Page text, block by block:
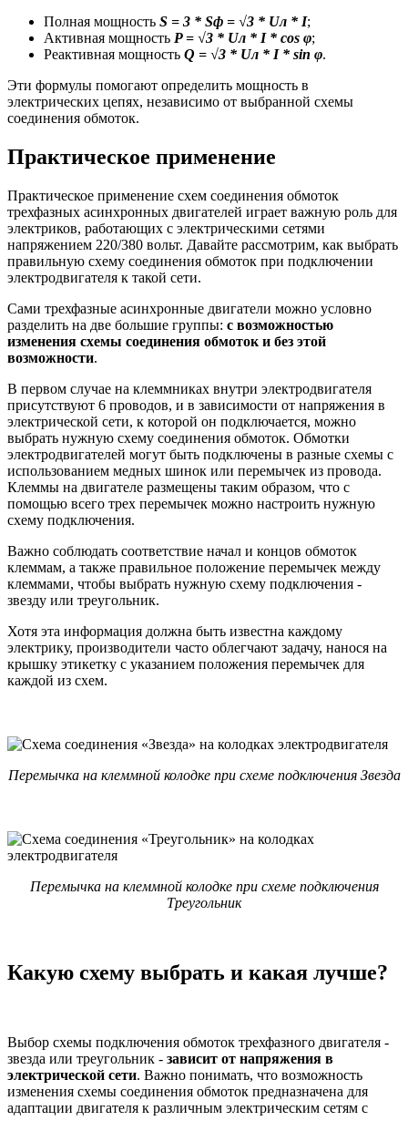
Полная мощность S = 3 * Sф = √3 * Uл * I;
Активная мощность P = √3 * Uл * I * cos φ;
Реактивная мощность Q = √3 * Uл * I * sin φ.
Эти формулы помогают определить мощность в
электрических цепях, независимо от выбранной схемы
соединения обмоток.
Практическое применение
Практическое применение схем соединения обмоток
трехфазных асинхронных двигателей играет важную роль для
электриков, работающих с электрическими сетями
напряжением 220/380 вольт. Давайте рассмотрим, как выбрать
правильную схему соединения обмоток при подключении
электродвигателя к такой сети.
Сами трехфазные асинхронные двигатели можно условно
разделить на две большие группы: с возможностью
изменения схемы соединения обмоток и без этой
возможности.
В первом случае на клеммниках внутри электродвигателя
присутствуют 6 проводов, и в зависимости от напряжения в
электрической сети, к которой он подключается, можно
выбрать нужную схему соединения обмоток. Обмотки
электродвигателей могут быть подключены в разные схемы с
использованием медных шинок или перемычек из провода.
Клеммы на двигателе размещены таким образом, что с
помощью всего трех перемычек можно настроить нужную
схему подключения.
Важно соблюдать соответствие начал и концов обмоток
клеммам, а также правильное положение перемычек между
клеммами, чтобы выбрать нужную схему подключения -
звезду или треугольник.
Хотя эта информация должна быть известна каждому
электрику, производители часто облегчают задачу, нанося на
крышку этикетку с указанием положения перемычек для
каждой из схем.
Перемычка на клеммной колодке при схеме подключения Звезда
Перемычка на клеммной колодке при схеме подключения
Треугольник
Какую схему выбрать и какая лучше?
Выбор схемы подключения обмоток трехфазного двигателя -
звезда или треугольник - зависит от напряжения в
электрической сети. Важно понимать, что возможность
изменения схемы соединения обмоток предназначена для
адаптации двигателя к различным электрическим сетям с